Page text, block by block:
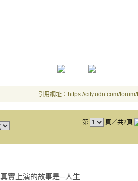
引用網址：https://city.udn.com/
第 頁／共2頁
真實上演的故事是─人生